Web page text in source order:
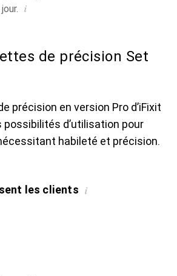
i
de précision Set
précision en version Pro d’iFixit
d’utilisation pour
habileté et précision.
les clients i